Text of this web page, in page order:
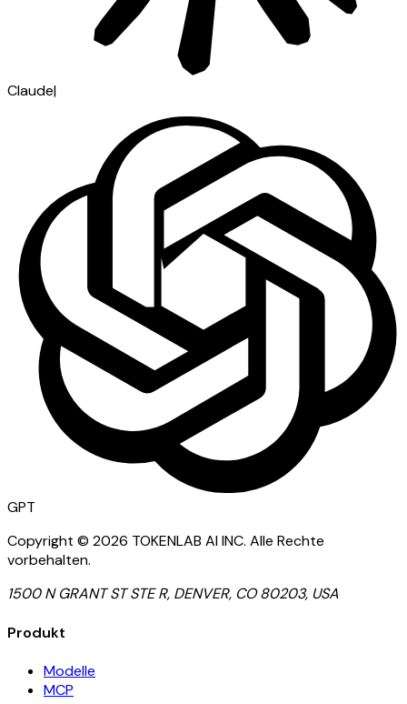
Claude|
GPT
Copyright © 2026 TOKENLAB AI INC. Alle Rechte
vorbehalten.
1500 N GRANT ST STE R, DENVER, CO 80203, USA
Produkt
Modelle
MCP